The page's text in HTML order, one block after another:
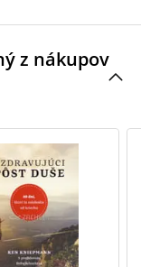
z nákupov